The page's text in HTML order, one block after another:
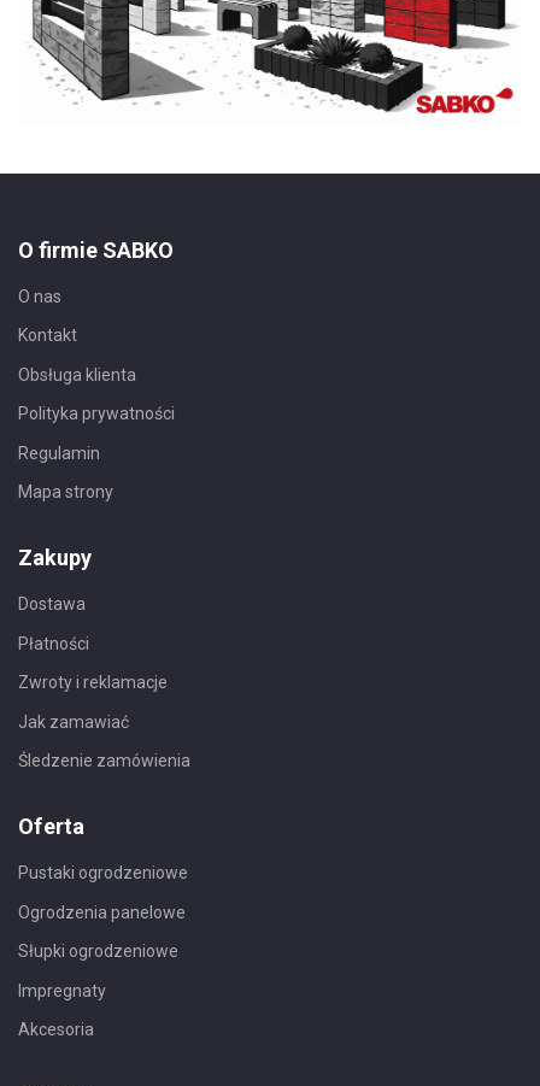
O firmie SABKO
O nas
Kontakt
Obsługa klienta
Polityka prywatności
Regulamin
Mapa strony
Zakupy
Dostawa
Płatności
Zwroty i reklamacje
Jak zamawiać
Śledzenie zamówienia
Oferta
Pustaki ogrodzeniowe
Ogrodzenia panelowe
Słupki ogrodzeniowe
Impregnaty
Akcesoria